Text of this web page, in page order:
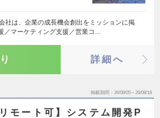
社は、企業の成長機会創出をミッションに掲
／マーケティング支援／営業コ…
詳細へ
掲載期間 26/08/05～26/08/18
モート可】システム開発P